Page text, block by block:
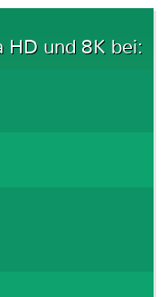
und 8K bei: